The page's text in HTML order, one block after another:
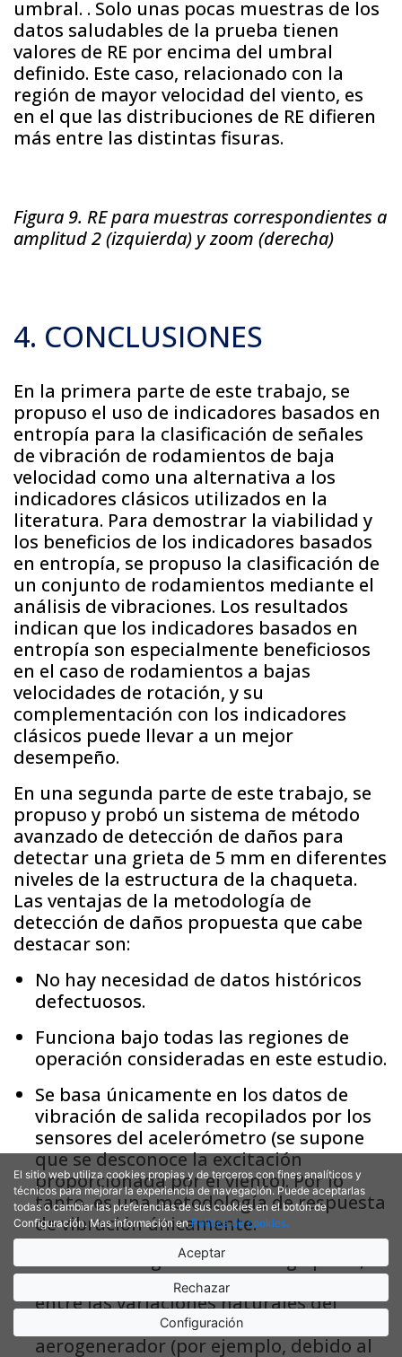
umbral. . Solo unas pocas muestras de los
datos saludables de la prueba tienen
valores de RE por encima del umbral
definido. Este caso, relacionado con la
región de mayor velocidad del viento, es
en el que las distribuciones de RE difieren
más entre las distintas fisuras.
Figura 9. RE para muestras correspondientes a
amplitud 2 (izquierda) y zoom (derecha)
4. CONCLUSIONES
En la primera parte de este trabajo, se
propuso el uso de indicadores basados en
entropía para la clasificación de señales
de vibración de rodamientos de baja
velocidad como una alternativa a los
indicadores clásicos utilizados en la
literatura. Para demostrar la viabilidad y
los beneficios de los indicadores basados
en entropía, se propuso la clasificación de
un conjunto de rodamientos mediante el
análisis de vibraciones. Los resultados
indican que los indicadores basados en
entropía son especialmente beneficiosos
en el caso de rodamientos a bajas
velocidades de rotación, y su
complementación con los indicadores
clásicos puede llevar a un mejor
desempeño.
En una segunda parte de este trabajo, se
propuso y probó un sistema de método
avanzado de detección de daños para
detectar una grieta de 5 mm en diferentes
niveles de la estructura de la chaqueta.
Las ventajas de la metodología de
detección de daños propuesta que cabe
destacar son:
No hay necesidad de datos históricos
defectuosos.
Funciona bajo todas las regiones de
operación consideradas en este estudio.
Se basa únicamente en los datos de
vibración de salida recopilados por los
sensores del acelerómetro (se supone
que se desconoce la excitación
proporcionada por el viento). Por lo
tanto, es una metodología de respuesta
de vibración únicamente.
Durante el seguimiento a largo plazo, el
enfoque propuesto puede distinguir
entre las variaciones naturales del
comportamiento dinámico del
aerogenerador (por ejemplo, debido al
El sitio web utiliza cookies propias y de terceros con fines analíticos y
técnicos para mejorar la experiencia de navegación. Puede aceptarlas
todas o cambiar las preferencias de sus cookies en el botón de
Configuración. Mas información enPolítica de cookies.
Aceptar
Rechazar
Configuración